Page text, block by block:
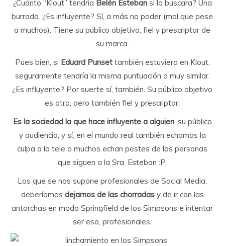
¿Cuánto “Klout” tendría Belén Estebansi lo buscara? Una
burrada. ¿Es influyente? Sí, a más no poder (mal que pese
a muchos). Tiene su público objetivo, fiel y prescriptor de
su marca.
Pues bien, si Eduard Punsettambién estuviera en Klout,
seguramente tendría la misma puntuación o muy similar.
¿Es influyente? Por suerte sí, también. Su público objetivo
es otro, pero también fiel y prescriptor.
Es la sociedad la que hace influyente a alguien, su público
y audiencia, y sí, en el mundo real también echamos la
culpa a la tele o muchos echan pestes de las personas
que siguen a la Sra. Esteban :P.
Los que se nos supone profesionales de Social Media,
deberíamos dejarnos de las chorradasy de ir con las
antorchas en modo Springfield de los Simpsons e intentar
ser eso, profesionales.